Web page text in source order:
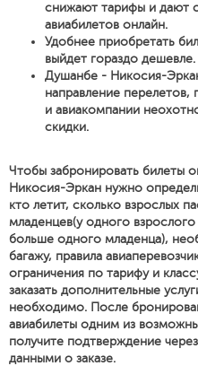
снижают тарифы и дают
авиабилетов онлайн.
Удобнее приобретать
выйдет гораздо дешевле.
Душанбе - Никосия-
направление
и авиакомпании
скидки.
Чтобы забронировать билеты
Никосия-Эркан нужно
кто летит, сколько взрослых
младенцев(у одного
больше одного младенца),
багажу, правила
ограничения по тарифу и
заказать дополнительные
необходимо. После
авиабилеты одним из
получите подтверждение
данными о заказе.